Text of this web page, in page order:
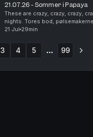
21.07.26 - Sommer i Papaya
These are crazy, crazy, crazy,
nights. Tores bod,
livreddende førstehjelp. Snakkes!
21 Jul 29min
3 4 5 99